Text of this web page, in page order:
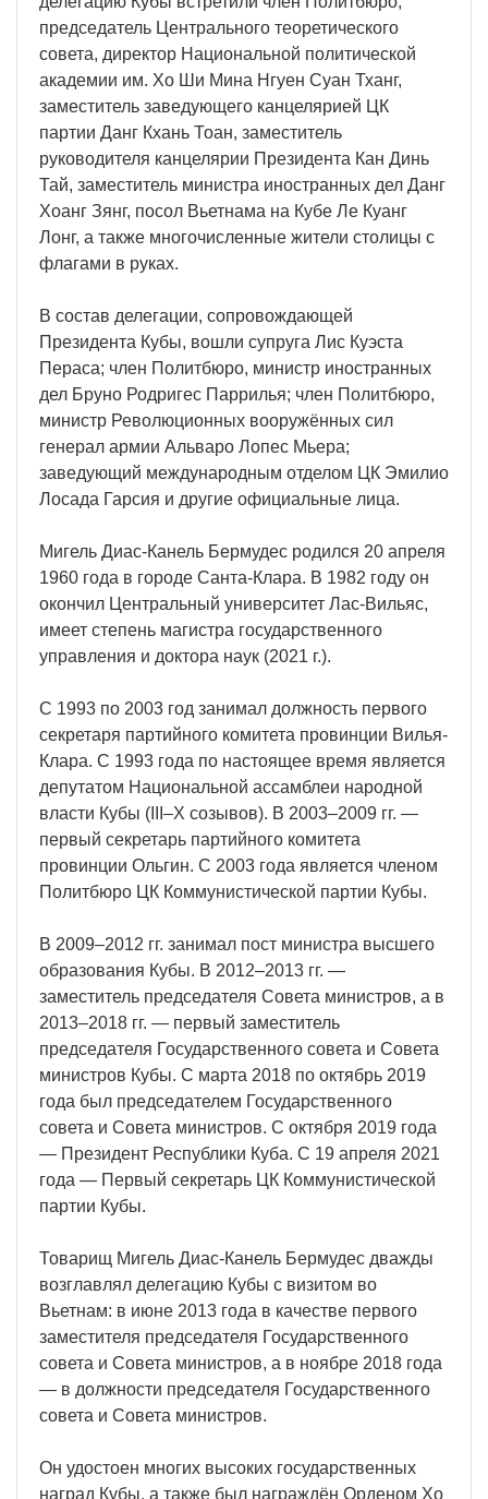
председатель Центрального теоретического
совета, директор Национальной политической
академии им. Хо Ши Мина Нгуен Суан Тханг,
заместитель заведующего канцелярией ЦК
партии Данг Кхань Тоан, заместитель
руководителя канцелярии Президента Кан Динь
Тай, заместитель министра иностранных дел Данг
Хоанг Зянг, посол Вьетнама на Кубе Ле Куанг
Лонг, а также многочисленные жители столицы с
флагами в руках.
В состав делегации, сопровождающей
Президента Кубы, вошли супруга Лис Куэста
Пераса; член Политбюро, министр иностранных
дел Бруно Родригес Паррилья; член Политбюро,
министр Революционных вооружённых сил
генерал армии Альваро Лопес Мьера;
заведующий международным отделом ЦК Эмилио
Лосада Гарсия и другие официальные лица.
Мигель Диас-Канель Бермудес родился 20 апреля
1960 года в городе Санта-Клара. В 1982 году он
окончил Центральный университет Лас-Вильяс,
имеет степень магистра государственного
управления и доктора наук (2021 г.).
С 1993 по 2003 год занимал должность первого
секретаря партийного комитета провинции Вилья-
Клара. С 1993 года по настоящее время является
депутатом Национальной ассамблеи народной
власти Кубы (III–X созывов). В 2003–2009 гг. —
первый секретарь партийного комитета
провинции Ольгин. С 2003 года является членом
Политбюро ЦК Коммунистической партии Кубы.
В 2009–2012 гг. занимал пост министра высшего
образования Кубы. В 2012–2013 гг. —
заместитель председателя Совета министров, а в
2013–2018 гг. — первый заместитель
председателя Государственного совета и Совета
министров Кубы. С марта 2018 по октябрь 2019
года был председателем Государственного
совета и Совета министров. С октября 2019 года
— Президент Республики Куба. С 19 апреля 2021
года — Первый секретарь ЦК Коммунистической
партии Кубы.
Товарищ Мигель Диас-Канель Бермудес дважды
возглавлял делегацию Кубы с визитом во
Вьетнам: в июне 2013 года в качестве первого
заместителя председателя Государственного
совета и Совета министров, а в ноябре 2018 года
— в должности председателя Государственного
совета и Совета министров.
Он удостоен многих высоких государственных
наград Кубы, а также был награждён Орденом Хо